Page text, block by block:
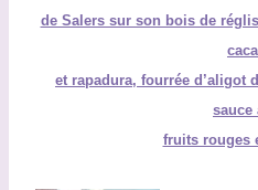
de Salers sur son bois de
et rapadura, fourrée d’aligot
sauce
fruits rouges